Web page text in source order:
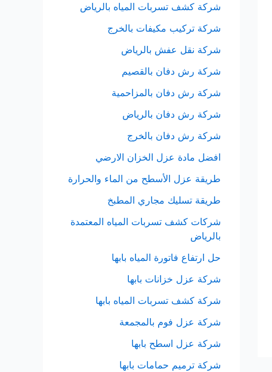
شركة كشف تسربات المياه بالرياض
شركة تركيب مكيفات بالخرج
شركة نقل عفش بالرياض
شركة رش دفان بالقصيم
شركة رش دفان بالمزاحمية
شركة رش دفان بالرياض
شركة رش دفان بالخرج
افضل مادة عزل الخزان الارضي
طريقة عزل الأسطح من الماء والحرارة
طريقة تسليك مجاري المطبخ
شركات كشف تسربات المياه المعتمدة
بالرياض
حل ارتفاع فاتورة المياه بابها
شركة عزل خزانات بابها
شركة كشف تسربات المياه بابها
شركة عزل فوم بالمجمعة
شركة عزل اسطح بابها
شركة ترميم حمامات بابها